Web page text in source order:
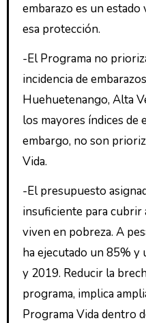
embarazo es un
esa protección.
-El Programa no
incidencia de
Huehuetenango, Alta
los mayores índices de
embargo, no son
Vida.
-El presupuesto
insuficiente para cubrir
viven en pobreza. A
ha ejecutado un 85%
y 2019. Reducir la
programa, implica
Programa Vida dentro